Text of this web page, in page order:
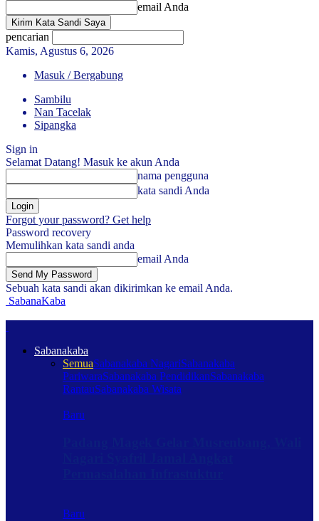
email Anda
pencarian
Kamis, Agustus 6, 2026
Masuk / Bergabung
Sambilu
Nan Tacelak
Sipangka
Sign in
Selamat Datang! Masuk ke akun Anda
nama pengguna
kata sandi Anda
Forgot your password? Get help
Password recovery
Memulihkan kata sandi anda
email Anda
Sebuah kata sandi akan dikirimkan ke email Anda.
SabanaKaba
Sabanakaba
SemuaSabanakaba NagariSabanakaba
PariwaraSabanakaba PendidikanSabanakaba
RantauSabanakaba Wisata
Baru
Baru